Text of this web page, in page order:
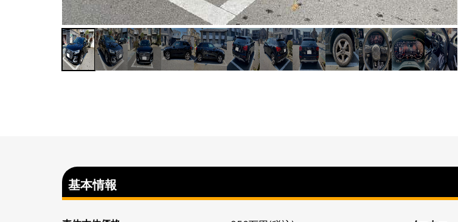
基本情報